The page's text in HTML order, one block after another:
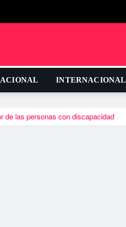
INTERNACIONAL
de las personas con discapacidad